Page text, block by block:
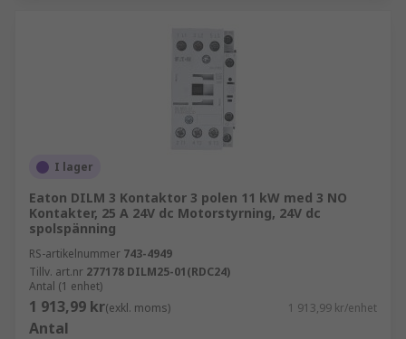
I lager
Eaton DILM 3 Kontaktor 3 polen 11 kW med 3 NO
Kontakter, 25 A 24V dc Motorstyrning, 24V dc
spolspänning
RS-artikelnummer 743-4949
Tillv. art.nr 277178 DILM25-01(RDC24)
Antal (1 enhet)
1 913,99 kr(exkl. moms) 1 913,99 kr/enhet
Antal